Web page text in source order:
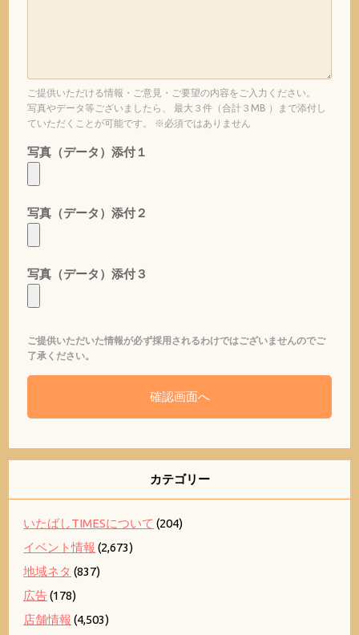
ご提供いただける情報・ご意見・ご要望の内容をご入力ください。
写真やデータ等ございましたら、 最大３件（合計３MB ）まで添付し
ていただくことが可能です。 ※必須ではありません
写真（データ）添付１
写真（データ）添付２
写真（データ）添付３
ご提供いただいた情報が必ず採用されるわけではございませんのでご
了承ください。
カテゴリー
いたばしTIMESについて (204)
イベント情報 (2,673)
地域ネタ (837)
広告(178)
店舗情報 (4,503)